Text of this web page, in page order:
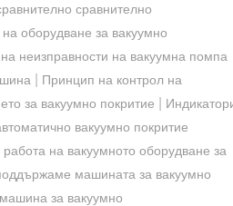
сравнително
оборудване за вакуумно
неизправности на вакуумна помпа
Принцип на контрол на
за вакуумно покритие
вакуумно покритие
на вакуумното оборудване за
машината за вакуумно
за вакуумно